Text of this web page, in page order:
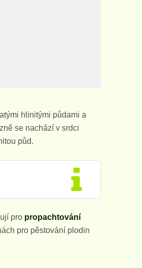
hlinitými půdami a
se nachází v srdci
půd.
pro propachtování
pro pěstování plodin